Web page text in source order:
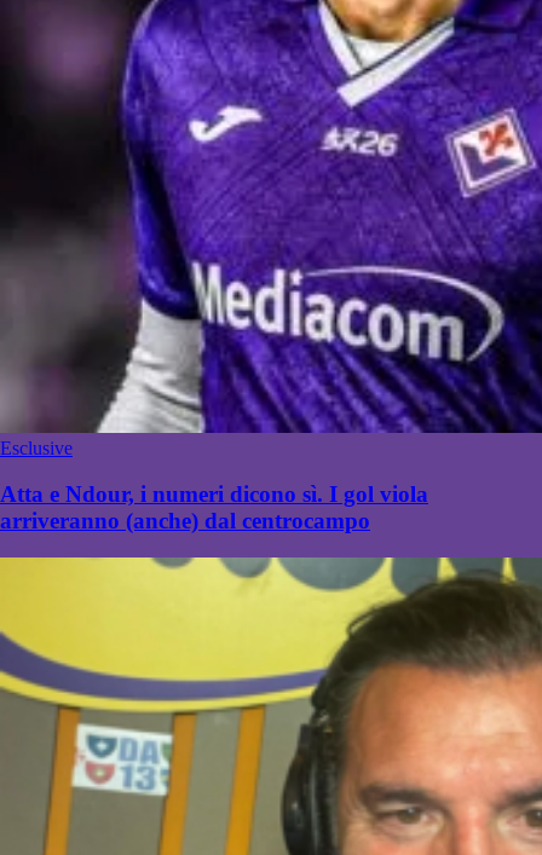
Esclusive
Atta e Ndour, i numeri dicono sì. I gol viola
arriveranno (anche) dal centrocampo